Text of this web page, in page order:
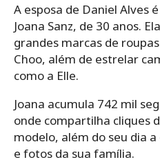
A esposa de Daniel Alves
Joana Sanz, de 30 anos.
grandes marcas de
Choo, além de estrelar
como a Elle.
Joana acumula 742 mil
onde compartilha cliques
modelo, além do seu dia
e fotos da sua família.